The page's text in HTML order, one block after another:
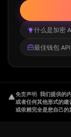
什么是加密
最佳钱包 API
免责声明. 我们提供的
或者任何其他形式的建
或依赖完全是您自己的